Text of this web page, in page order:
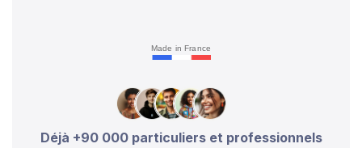
Made in France
Déjà +90 000 particuliers et professionnels